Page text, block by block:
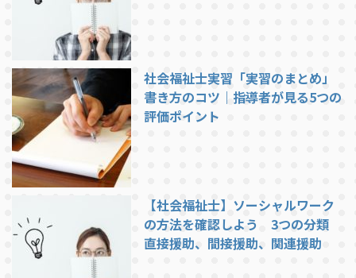
社会福祉士実習「実習のまとめ」
書き方のコツ｜指導者が見る5つの
評価ポイント
【社会福祉士】ソーシャルワーク
の方法を確認しよう 3つの分類
直接援助、間接援助、関連援助